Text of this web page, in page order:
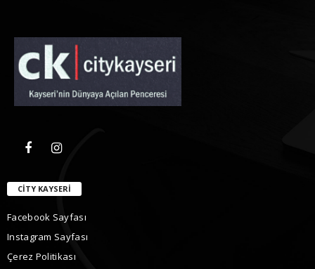
CITY KAYSERI
Facebook Sayfası
Instagram Sayfası
Çerez Politikası